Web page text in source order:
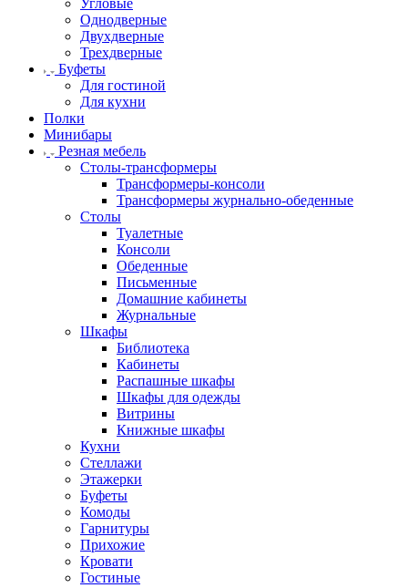
Угловые
Однодверные
Двухдверные
Трехдверные
Буфеты
Для гостиной
Для кухни
Полки
Минибары
Резная мебель
Столы-трансформеры
Трансформеры-консоли
Трансформеры журнально-обеденные
Столы
Туалетные
Консоли
Обеденные
Письменные
Домашние кабинеты
Журнальные
Шкафы
Библиотека
Кабинеты
Распашные шкафы
Шкафы для одежды
Витрины
Книжные шкафы
Кухни
Стеллажи
Этажерки
Буфеты
Комоды
Гарнитуры
Прихожие
Кровати
Гостиные